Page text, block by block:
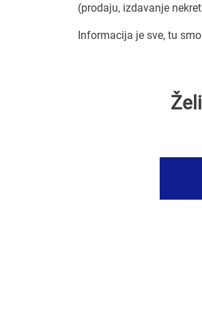
(prodaju, izdavanje
Informacija je sve, tu